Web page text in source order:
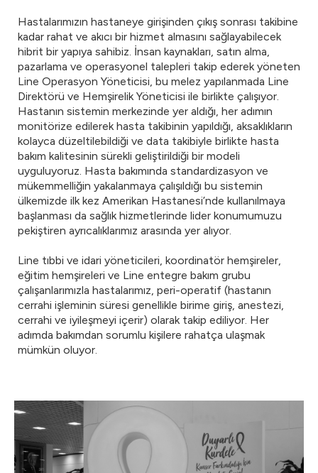
Hastalarımızın hastaneye girişinden çıkış sonrası takibine
kadar rahat ve akıcı bir hizmet almasını sağlayabilecek
hibrit bir yapıya sahibiz. İnsan kaynakları, satın alma,
pazarlama ve operasyonel talepleri takip ederek yöneten
Line Operasyon Yöneticisi, bu melez yapılanmada Line
Direktörü ve Hemşirelik Yöneticisi ile birlikte çalışıyor.
Hastanın sistemin merkezinde yer aldığı, her adımın
monitörize edilerek hasta takibinin yapıldığı, aksaklıkların
kolayca düzeltilebildiği ve data takibiyle birlikte hasta
bakım kalitesinin sürekli geliştirildiği bir modeli
uyguluyoruz. Hasta bakımında standardizasyon ve
mükemmelliğin yakalanmaya çalışıldığı bu sistemin
ülkemizde ilk kez Amerikan Hastanesi’nde kullanılmaya
başlanması da sağlık hizmetlerinde lider konumumuzu
pekiştiren ayrıcalıklarımız arasında yer alıyor.
Line tıbbi ve idari yöneticileri, koordinatör hemşireler,
eğitim hemşireleri ve Line entegre bakım grubu
çalışanlarımızla hastalarımız, peri-operatif (hastanın
cerrahi işleminin süresi genellikle birime giriş, anestezi,
cerrahi ve iyileşmeyi içerir) olarak takip ediliyor. Her
adımda bakımdan sorumlu kişilere rahatça ulaşmak
mümkün oluyor.